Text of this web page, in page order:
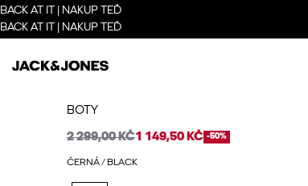
BACK AT IT | NAKUP TEĎ
BACK AT IT | NAKUP TEĎ
BOTY
2 299,00 KČ1 149,50 KČ -50%
ČERNÁ / BLACK